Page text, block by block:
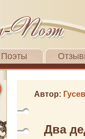
Поэты
Автор:
Два